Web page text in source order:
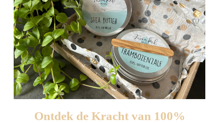
Ontdek de Kracht van 100%